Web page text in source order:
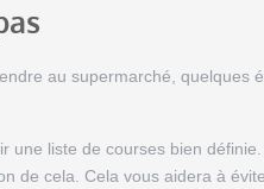
au supermarché, quelques
une liste de courses bien
de cela. Cela vous aidera à